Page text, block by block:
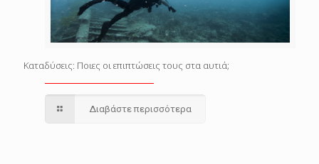
Καταδύσεις: Ποιες οι επιπτώσεις τους στα αυτιά;
Διαβάστε περισσότερα